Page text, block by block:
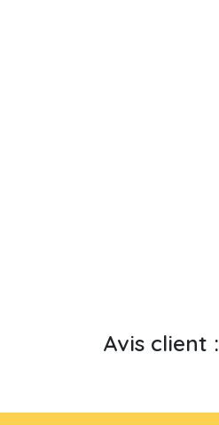
Avis client :